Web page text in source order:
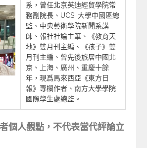
系，曾任北京英迪經貿學院常
務副院長、UCSI 大學中國區總
監、中央藝術學院新聞系講
師、報社社論主筆、《教育天
地》雙月刊主編、《孩子》雙
月刊主編、曾先後旅居中國北
京、上海、廣州、重慶十餘
年，現爲馬來西亞《東方日
報》專欄作者、南方大學學院
國際學生處總監。
個人觀點，不代表當代評論立